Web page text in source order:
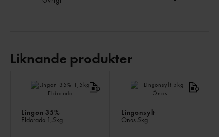
Liknande produkter
Lingon 35%
Eldorado 1,5kg
Lingonsylt
Önos 5kg